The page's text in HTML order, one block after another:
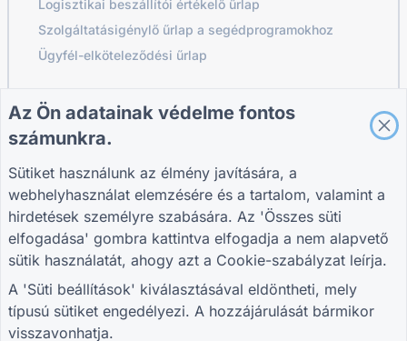
Logisztikai beszállítói értékelő űrlap
Szolgáltatásigénylő űrlap a segédprogramokhoz
Ügyfél-elköteleződési űrlap
CSATLAKOZZ A KÖZÖSSÉGHEZ
ÚTMUTATÓK
Blog
TIGER FORM
Útmutató
Vegye fel velünk a
kapcsolatot
Adatvédelmi
szabályzat
Süti beállítások
Az Ön adatainak védelme fontos
számunkra.
Sütiket használunk az élmény javítására, a
webhelyhasználat elemzésére és a tartalom, valamint a
hirdetések személyre szabására. Az 'Összes süti
elfogadása' gombra kattintva elfogadja a nem alapvető
sütik használatát, ahogy azt a Cookie-szabályzat leírja.
A 'Süti beállítások' kiválasztásával eldöntheti, mely
típusú sütiket engedélyezi. A hozzájárulását bármikor
visszavonhatja.